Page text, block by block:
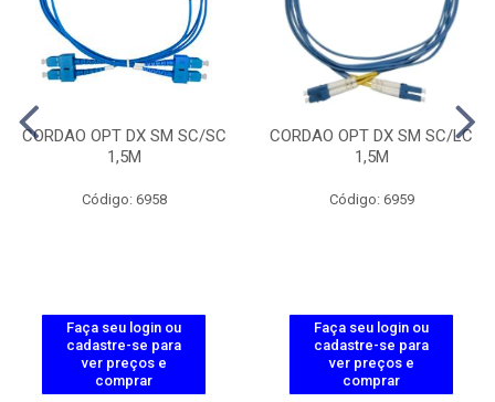
CORDAO OPT DX SM SC/SC
1,5M
Código: 6958
Faça seu login ou
cadastre-se para
ver preços e
comprar
CORDAO OPT DX SM SC/LC
1,5M
Código: 6959
Faça seu login ou
cadastre-se para
ver preços e
comprar